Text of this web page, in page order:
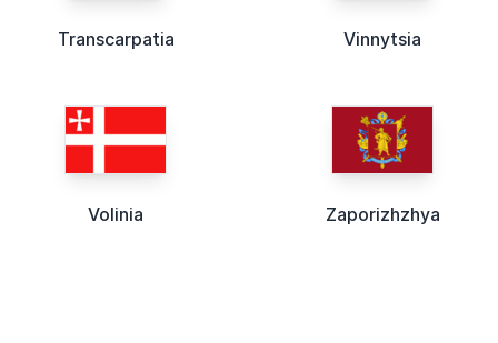
Transcarpatia Vinnytsia
Volinia Zaporizhzhya